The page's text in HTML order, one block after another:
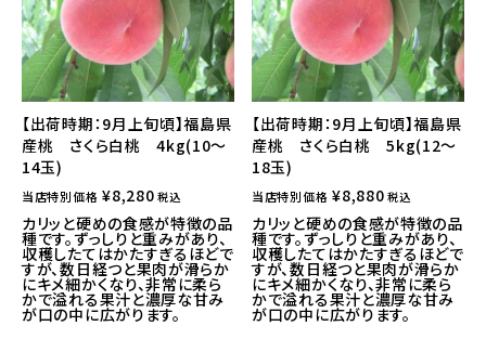
【出荷時期：9月上旬頃】福島県
産桃 さくら白桃 4kg(10～
14玉)
当店特別価格 ¥8,280 税込
カリッと硬めの食感が特徴の品
種です。ずっしりと重みがあり、
収穫したてはかたすぎるほどで
すが、数日経つと果肉が滑らか
にキメ細かくなり、非常に柔ら
かで溢れる果汁と濃厚な甘み
が口の中に広がります。
【出荷時期：9月上旬頃】福島県
産桃 さくら白桃 5kg(12～
18玉)
当店特別価格 ¥8,880 税込
カリッと硬めの食感が特徴の品
種です。ずっしりと重みがあり、
収穫したてはかたすぎるほどで
すが、数日経つと果肉が滑らか
にキメ細かくなり、非常に柔ら
かで溢れる果汁と濃厚な甘み
が口の中に広がります。